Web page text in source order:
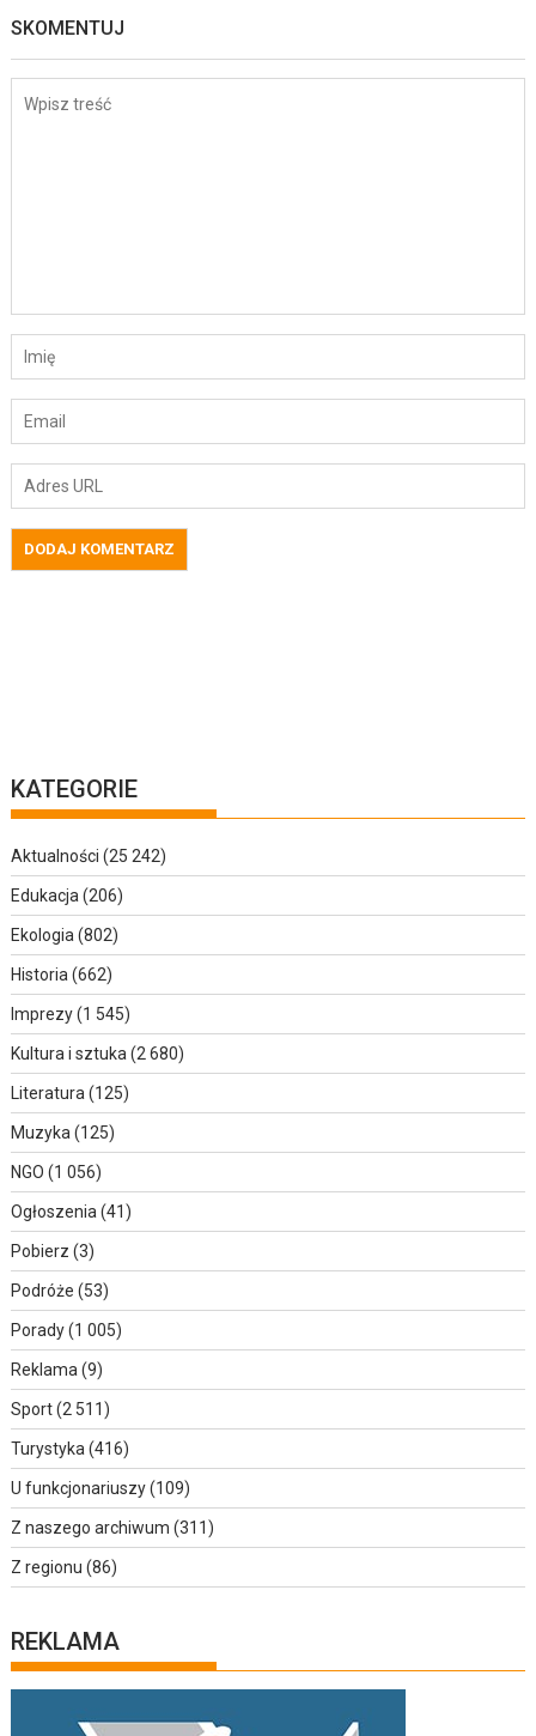
SKOMENTUJ
KATEGORIE
Aktualności (25 242)
Edukacja (206)
Ekologia (802)
Historia (662)
Imprezy(1 545)
Kultura i sztuka (2 680)
Literatura (125)
Muzyka (125)
NGO (1 056)
Ogłoszenia (41)
Pobierz (3)
Podróże (53)
Porady(1 005)
Reklama (9)
Sport(2 511)
Turystyka (416)
U funkcjonariuszy(109)
Z naszego archiwum (311)
Z regionu (86)
REKLAMA